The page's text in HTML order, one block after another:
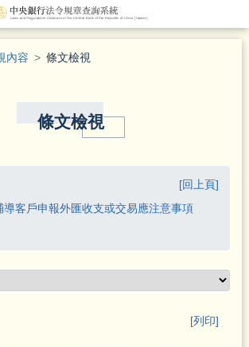
內容 條文檢視
條文檢視
[回上頁]
導客戶申報外匯收支或交易應注意事項
[列印]